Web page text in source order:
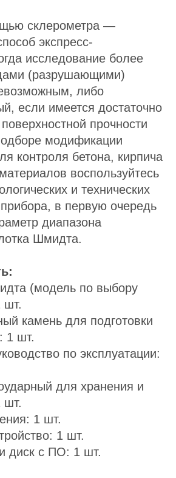
склерометра —
экспресс-
исследование более
(разрушающими)
либо
если имеется достаточно
прочности
модификации
контроля бетона, кирпича
воспользуйтесь
и технических
прибора, в первую очередь
диапазона
Шмидта.
(модель по выбору
шт.
камень для подготовки
1 шт.
по эксплуатации:
для хранения и
шт.
1 шт.
1 шт.
диск с ПО: 1 шт.